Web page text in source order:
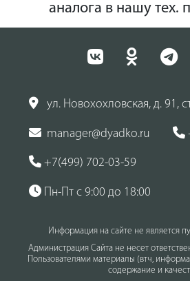
аналога в нашу тех.
ул. Новохохловская, д. 91,
manager@dyadko.ru
+7(499) 702-03-59
Пн-Пт с 9:00 до 18:00
Информация на сайте не является
Администрация Сайта не несет
Пользователями материалы (втч,
содержание и